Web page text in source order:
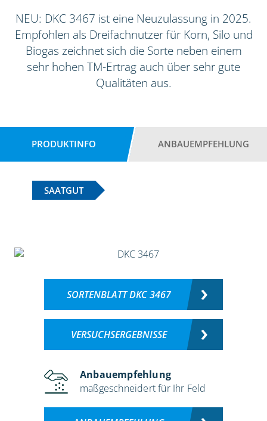
NEU: DKC 3467 ist eine Neuzulassung in 2025.
Empfohlen als Dreifachnutzer für Korn, Silo und
Biogas zeichnet sich die Sorte neben einem
sehr hohen TM-Ertrag auch über sehr gute
Qualitäten aus.
PRODUKTINFO ANBAUEMPFEHLUNG
SAATGUT
SORTENBLATT DKC 3467
VERSUCHSERGEBNISSE
Anbauempfehlung
maßgeschneidert für Ihr Feld